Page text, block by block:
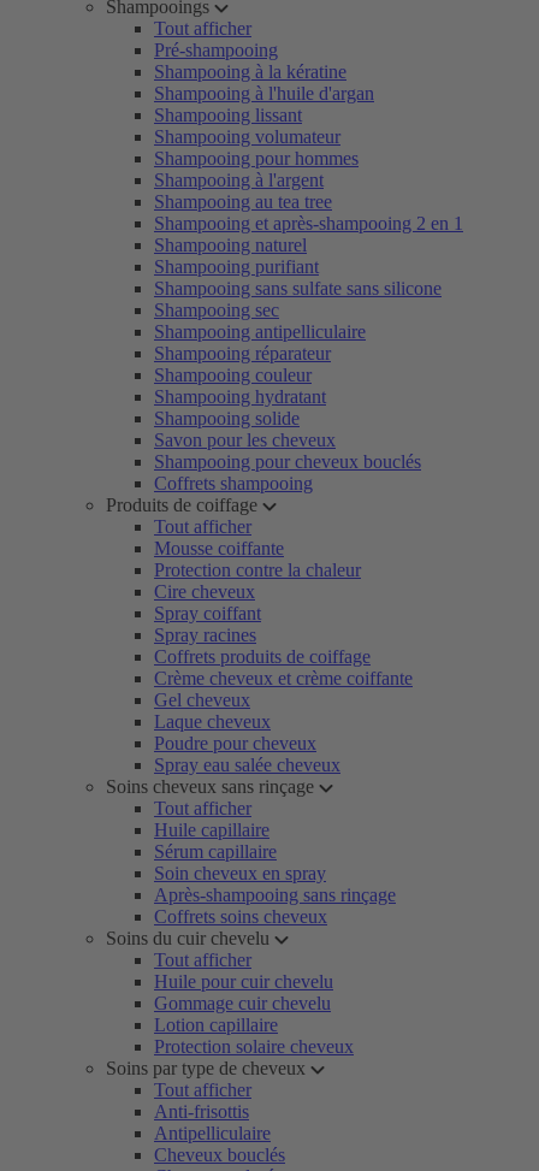
Shampooings
Tout afficher
Pré-shampooing
Shampooing à la kératine
Shampooing à l'huile d'argan
Shampooing lissant
Shampooing volumateur
Shampooing pour hommes
Shampooing à l'argent
Shampooing au tea tree
Shampooing et après-shampooing 2 en 1
Shampooing naturel
Shampooing purifiant
Shampooing sans sulfate sans silicone
Shampooing sec
Shampooing antipelliculaire
Shampooing réparateur
Shampooing couleur
Shampooing hydratant
Shampooing solide
Savon pour les cheveux
Shampooing pour cheveux bouclés
Coffrets shampooing
Produits de coiffage
Tout afficher
Mousse coiffante
Protection contre la chaleur
Cire cheveux
Spray coiffant
Spray racines
Coffrets produits de coiffage
Crème cheveux et crème coiffante
Gel cheveux
Laque cheveux
Poudre pour cheveux
Spray eau salée cheveux
Soins cheveux sans rinçage
Tout afficher
Huile capillaire
Sérum capillaire
Soin cheveux en spray
Après-shampooing sans rinçage
Coffrets soins cheveux
Soins du cuir chevelu
Tout afficher
Huile pour cuir chevelu
Gommage cuir chevelu
Lotion capillaire
Protection solaire cheveux
Soins par type de cheveux
Tout afficher
Anti-frisottis
Antipelliculaire
Cheveux bouclés